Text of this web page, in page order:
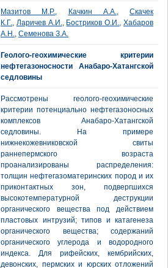
Мазитов М.Р., Качкин А.А., Скачек
К.Г., Ларичев А.И., Бостриков О.И.,Хабаров
А.Н., Семенова З.А.
Геолого-геохимические критерии
нефтегазоносности Анабаро-Хатангской
седловины
Рассмотрены геолого-геохимические
критерии потенциально нефтегазоносных
комплексов Анабаро-Хатангской
седловины. На примере
нижнекожевниковской свиты
раннепермского возраста
проанализированы распределения:
толщин нефтегазоматеринских пород и их
приконтактных зон, подвергшихся
высокотемпературной деструкции
органического вещества под действием
пластовых интрузий; типов и катагенеза
органического вещества; содержаний
органического углерода и водородного
индекса. Для рифейских, кембрийских,
девонских, пермских и юрских отложений